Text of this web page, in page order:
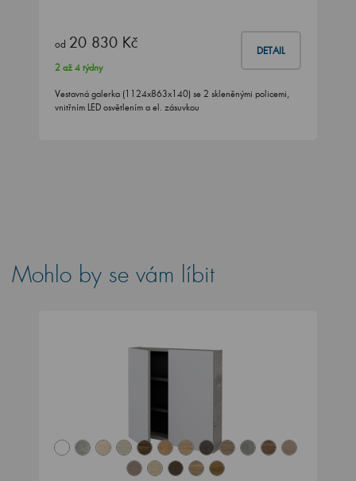
od 20 830 Kč DETAIL
2 až 4 týdny
Vestavná galerka (1124x863x140) se 2 skleněnými policemi,
vnitřním LED osvětlením a el. zásuvkou
Mohlo by se vám líbit